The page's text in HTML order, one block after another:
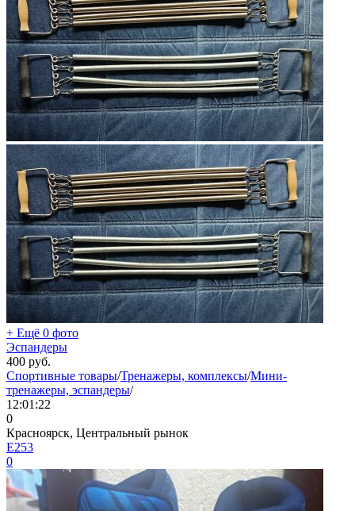
+ Ещё 0 фото
Эспандеры
400 руб.
Спортивные товары/Тренажеры, комплексы/Мини-
тренажеры, эспандеры/
12:01:22
0
Красноярск, Центральный рынок
E253
0